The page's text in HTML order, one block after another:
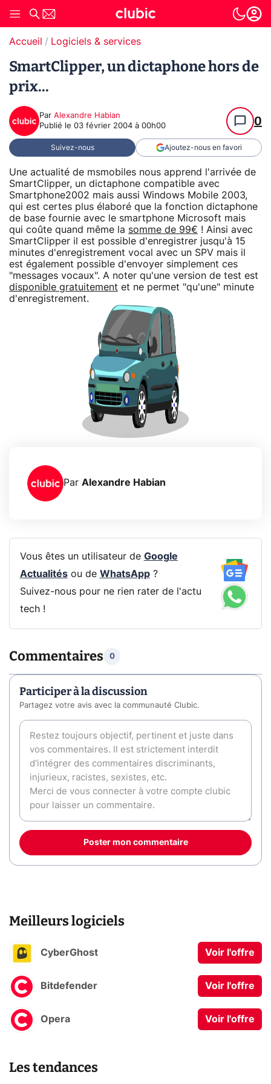
Accueil Logiciels & services
SmartClipper, un dictaphone hors de
prix...
Par Alexandre Habian
Publié le 03 février 2004 à 00h00 0
Suivez-nous Ajoutez-nous en favori
Une actualité de msmobiles nous apprend l'arrivée de
SmartClipper, un dictaphone compatible avec
Smartphone2002 mais aussi Windows Mobile 2003,
qui est certes plus élaboré que la fonction dictaphone
de base fournie avec le smartphone Microsoft mais
qui coûte quand même la somme de 99€ ! Ainsi avec
SmartClipper il est possible d'enregistrer jusqu'à 15
minutes d'enregistrement vocal avec un SPV mais il
est également possible d'envoyer simplement ces
"messages vocaux". A noter qu'une version de test est
disponible gratuitement et ne permet "qu'une" minute
d'enregistrement.
Par Alexandre Habian
Vous êtes un utilisateur de Google
Actualitésou de WhatsApp?
Suivez-nous pour ne rien rater de l'actu
tech !
Commentaires 0
Participer à la discussion
Partagez votre avis avec la communauté Clubic.
Poster mon commentaire
Meilleurs logiciels
CyberGhost Voir l'offre
Bitdefender Voir l'offre
Opera Voir l'offre
Les tendances